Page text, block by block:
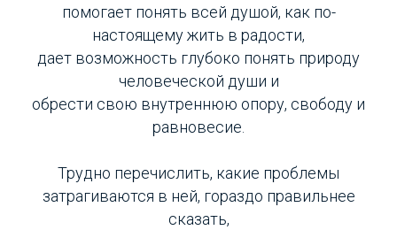
помогает понять всей душой, как по-
настоящему жить в радости,
дает возможность глубоко понять природу
человеческой души и
обрести свою внутреннюю опору, свободу и
равновесие.
Трудно перечислить, какие проблемы
затрагиваются в ней, гораздо правильнее
сказать,